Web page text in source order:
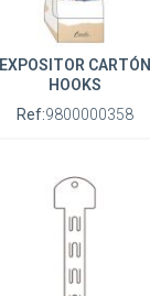
EXPOSITOR CARTÓN
HOOKS
Ref:9800000358